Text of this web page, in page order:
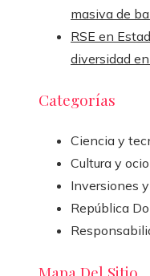
masiva de
RSE en
diversidad
Categorías
Ciencia y
Cultura y ocio
Inversiones
República
Mapa Del Sitio